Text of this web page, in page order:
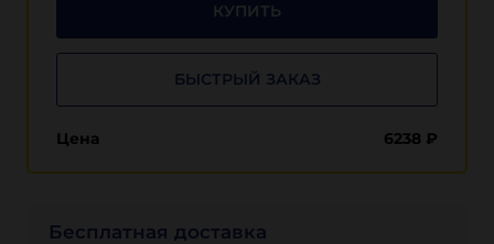
КУПИТЬ
БЫСТРЫЙ ЗАКАЗ
Цена 6238 ₽
Бесплатная доставка